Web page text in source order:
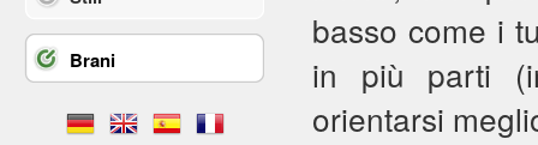
Brani
basso come i
in più parti
orientarsi